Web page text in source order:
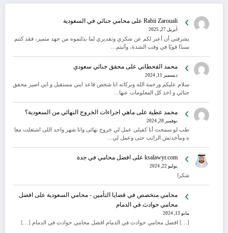
Rabii Zarouali على محامي جنائي في السعودية
أبريل 27, 2025
يشرفني أن أعبر لكم عن شكري وتقديري لما بذلتموه من جهد متميز، فقد كنتم
سندًا قويًا في وقت الشدة، وأثبتم…
محمد القحطاني على محقق جنائي سعودي
ديسمبر 11, 2024
سلام عليكم ورحمة الله وبركاته انا شخص قاعد ابني مستقبل و ابي اصير محقق
جنائي و اخذ كل المعلومات عنها…
محمد عطية على ماهي اجراءات الخروج النهائي من السعودية؟
نوفمبر 28, 2024
طب لو سمحت أنا كفيلى عمل لي خروج نهائى وانا شهر واحد اللى اشتغلت معا
ه ومأخدتش الراتب حتى وعمل لي…
ksalawyr.com على افضل محامي في جدة
يوليو 22, 2024
شكرا
محامي متخصص في قضايا التأمين - محامي السعودية على افضل
محامي حوادث في الدمام
مايو 13, 2024
[…] افضل محامي حوادث في الدمام افضل محامي حوادث في الدمام […]